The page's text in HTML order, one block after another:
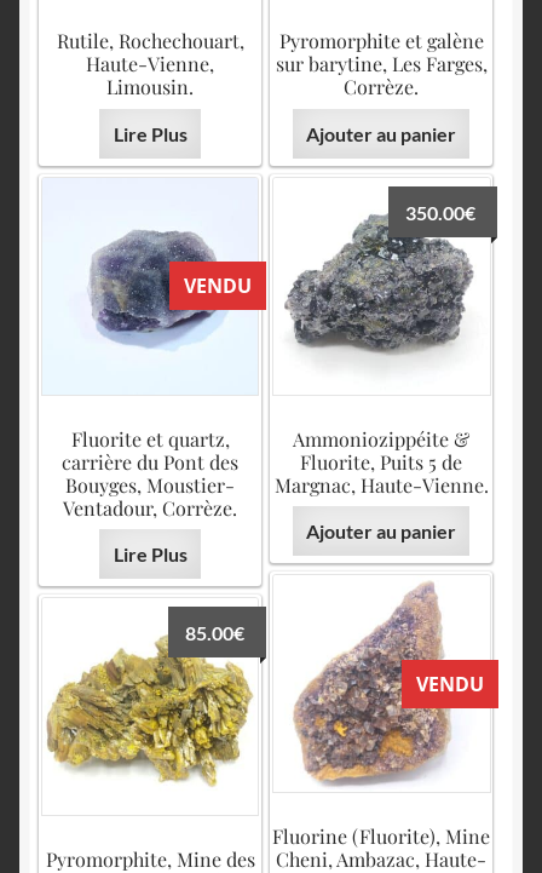
Rutile, Rochechouart,
Haute-Vienne,
Limousin.
Lire Plus
Pyromorphite et galène
sur barytine, Les Farges,
Corrèze.
Ajouter au panier
VENDU
Fluorite et quartz,
carrière du Pont des
Bouyges, Moustier-
Ventadour, Corrèze.
Lire Plus
Ammoniozippéite &
Fluorite, Puits 5 de
Margnac, Haute-Vienne.
350.00€
Ajouter au panier
VENDU
Fluorine (Fluorite), Mine
Cheni, Ambazac, Haute-
Pyromorphite, Mine des
85.00€